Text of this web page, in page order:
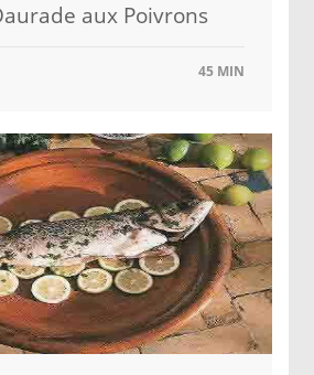
aux Poivrons
45 MIN